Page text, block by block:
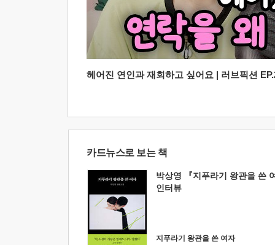
헤어진 연인과 재회하고 싶어요 | 러브픽션
카드뉴스로 보는 책
박상영 『지푸라기 왕관을 쓴
인터뷰
지푸라기 왕관을 쓴 여자